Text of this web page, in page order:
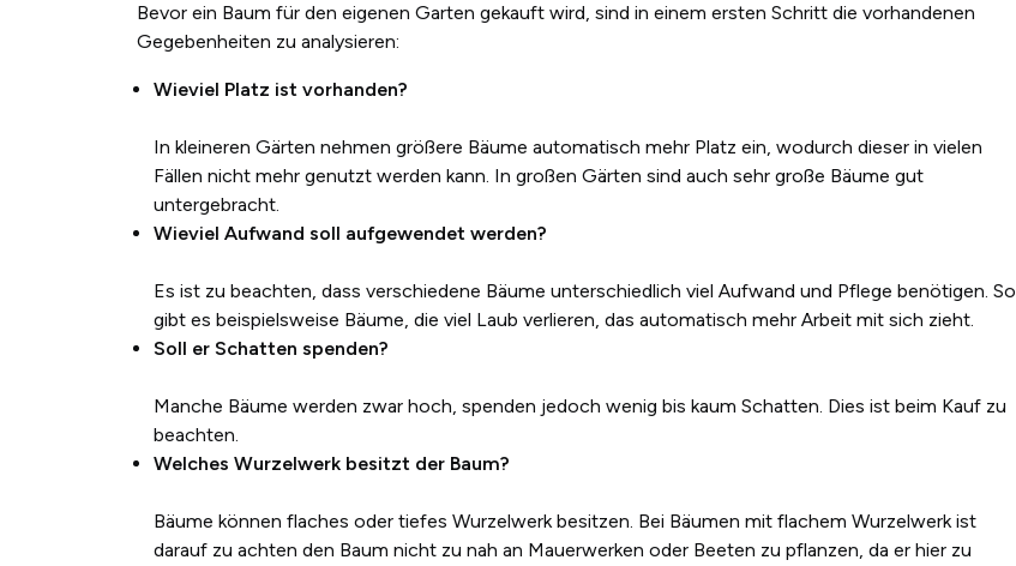
Bevor ein Baum für den eigenen Garten gekauft wird, sind in einem ersten Schritt die vorhandenen
Gegebenheiten zu analysieren:
Wieviel Platz ist vorhanden?
In kleineren Gärten nehmen größere Bäume automatisch mehr Platz ein, wodurch dieser in vielen
Fällen nicht mehr genutzt werden kann. In großen Gärten sind auch sehr große Bäume gut
untergebracht.
Wieviel Aufwand soll aufgewendet werden?
Es ist zu beachten, dass verschiedene Bäume unterschiedlich viel Aufwand und Pflege benötigen. So
gibt es beispielsweise Bäume, die viel Laub verlieren, das automatisch mehr Arbeit mit sich zieht.
Soll er Schatten spenden?
Manche Bäume werden zwar hoch, spenden jedoch wenig bis kaum Schatten. Dies ist beim Kauf zu
beachten.
Welches Wurzelwerk besitzt der Baum?
Bäume können flaches oder tiefes Wurzelwerk besitzen. Bei Bäumen mit flachem Wurzelwerk ist
darauf zu achten den Baum nicht zu nah an Mauerwerken oder Beeten zu pflanzen, da er hier zu